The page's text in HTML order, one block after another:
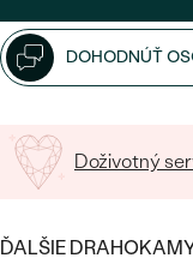
DOHODNÚŤ
Doživotný
ĎALŠIE